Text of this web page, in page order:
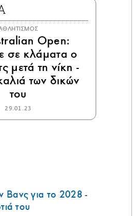
Open:
σε κλάματα ο
μετά τη νίκη -
των δικών
του
29.01.23
Βανς για το 2028 -
του